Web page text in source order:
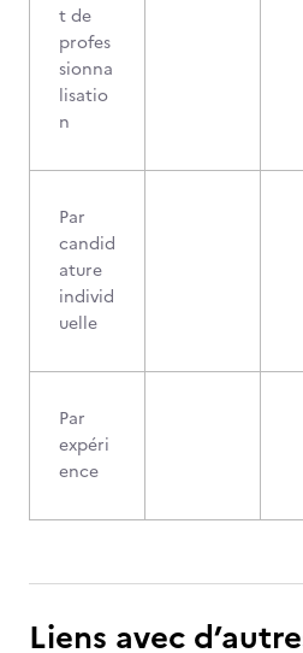
t de
profes
sionna
lisatio
n
Par
candid
ature
individ
uelle
Par
expéri
ence
Liens avec